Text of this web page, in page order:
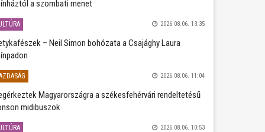
a szombati menet
2026.08.06. 13:35
– Neil Simon bohózata a Csajághy Laura
2026.08.06. 11:04
Magyarországra a székesfehérvári rendeltetésű
midibuszok
2026.08.06. 10:53